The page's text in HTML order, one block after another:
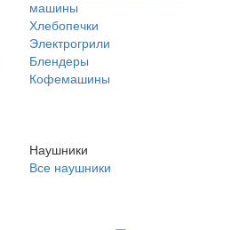
машины
Хлебопечки
Электрогрили
Блендеры
Кофемашины
Наушники
Все наушники